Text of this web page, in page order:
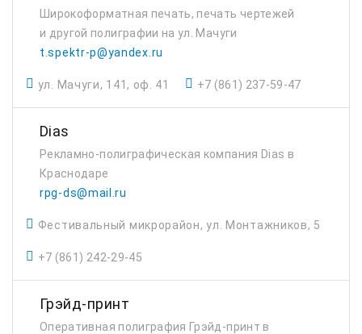
Широкоформатная печать, печать чертежей
и другой полиграфии на ул. Мачуги
t.spektr-p@yandex.ru
ул. Мачуги, 141, оф. 41 +7 (861) 237-59-47
Dias
Рекламно-полиграфическая компания Dias в
Краснодаре
rpg-ds@mail.ru
Фестивальный микрорайон, ул. Монтажников, 5
+7 (861) 242-29-45
Грэйд-принт
Оперативная полиграфия Грэйд-принт в